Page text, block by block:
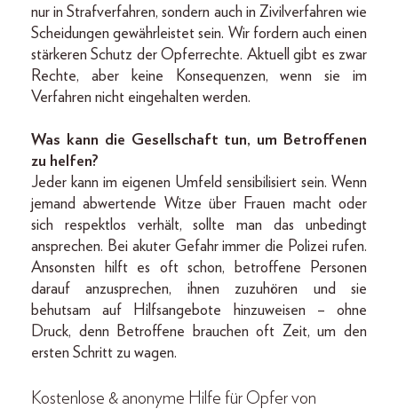
nur in Strafverfahren, sondern auch in Zivilverfahren wie
Scheidungen gewährleistet sein. Wir fordern auch einen
stärkeren Schutz der Opferrechte. Aktuell gibt es zwar
Rechte, aber keine Konsequenzen, wenn sie im
Verfahren nicht eingehalten werden.
Was kann die Gesellschaft tun, um Betroffenen
zu helfen?
Jeder kann im eigenen Umfeld sensibilisiert sein. Wenn
jemand abwertende Witze über Frauen macht oder
sich respektlos verhält, sollte man das unbedingt
ansprechen. Bei akuter Gefahr immer die Polizei rufen.
Ansonsten hilft es oft schon, betroffene Personen
darauf anzusprechen, ihnen zuzuhören und sie
behutsam auf Hilfsangebote hinzuweisen – ohne
Druck, denn Betroffene brauchen oft Zeit, um den
ersten Schritt zu wagen.
Kostenlose & anonyme Hilfe für Opfer von